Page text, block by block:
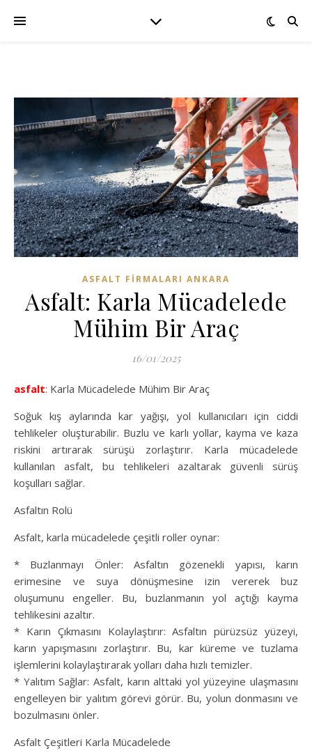
ASFALT FIRMALARI ANKARA
Asfalt: Karla Mücadelede
Mühim Bir Araç
16/01/2025
asfalt: Karla Mücadelede Mühim Bir Araç
Soğuk kış aylarında kar yağışı, yol kullanıcıları için ciddi
tehlikeler oluşturabilir. Buzlu ve karlı yollar, kayma ve kaza
riskini artırarak sürüşü zorlaştırır. Karla mücadelede
kullanılan asfalt, bu tehlikeleri azaltarak güvenli sürüş
koşulları sağlar.
Asfaltın Rolü
Asfalt, karla mücadelede çeşitli roller oynar:
* Buzlanmayı Önler: Asfaltın gözenekli yapısı, karın
erimesine ve suya dönüşmesine izin vererek buz
oluşumunu engeller. Bu, buzlanmanın yol açtığı kayma
tehlikesini azaltır.
* Karın Çıkmasını Kolaylaştırır: Asfaltın pürüzsüz yüzeyi,
karın yapışmasını zorlaştırır. Bu, kar küreme ve tuzlama
işlemlerini kolaylaştırarak yolları daha hızlı temizler.
* Yalıtım Sağlar: Asfalt, karın alttaki yol yüzeyine ulaşmasını
engelleyen bir yalıtım görevi görür. Bu, yolun donmasını ve
bozulmasını önler.
Asfalt Çeşitleri Karla Mücadelede